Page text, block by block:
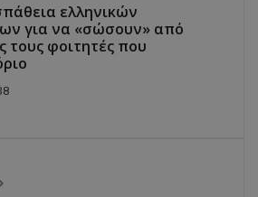
ελληνικών
για να «σώσουν» από
τους φοιτητές που